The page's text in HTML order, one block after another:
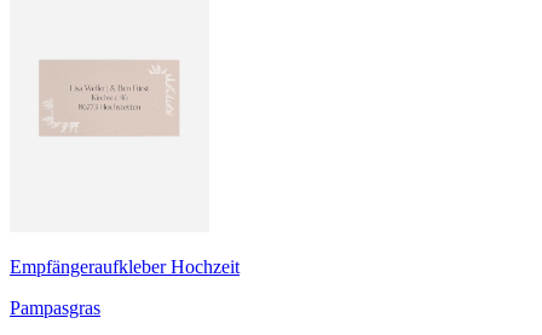
Empfängeraufkleber Hochzeit
Pampasgras